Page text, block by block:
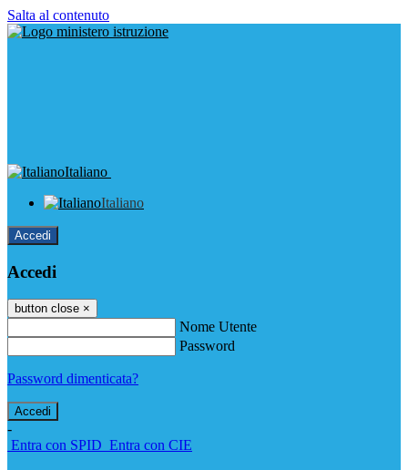
Salta al contenuto
Italiano
Italiano
Accedi
Accedi
button close ×
Nome Utente
Password
Password dimenticata?
-
Entra con SPID Entra con CIE